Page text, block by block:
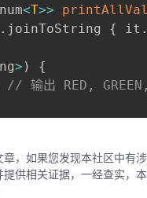
<T>>
. joinToString { it
> )
{
// 输出 RED,
章，如果您发现本社区中有涉
供相关证据，一经查实，本